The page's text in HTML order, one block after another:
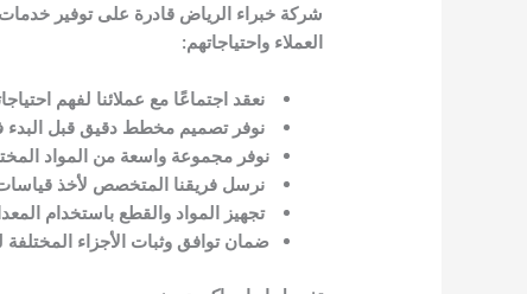
شركة خبراء الرياض قادرة على توفير خدمات
العملاء واحتياجاتهم:
نعقد اجتماعًا مع عملائنا لفهم
نوفر تصميم مخطط دقيق قبل
نوفر مجموعة واسعة من المواد
نرسل فريقنا المتخصص لأخذ
تجهيز المواد والقطع باستخدام
ضمان توافق وثبات الأجزاء المختلفة